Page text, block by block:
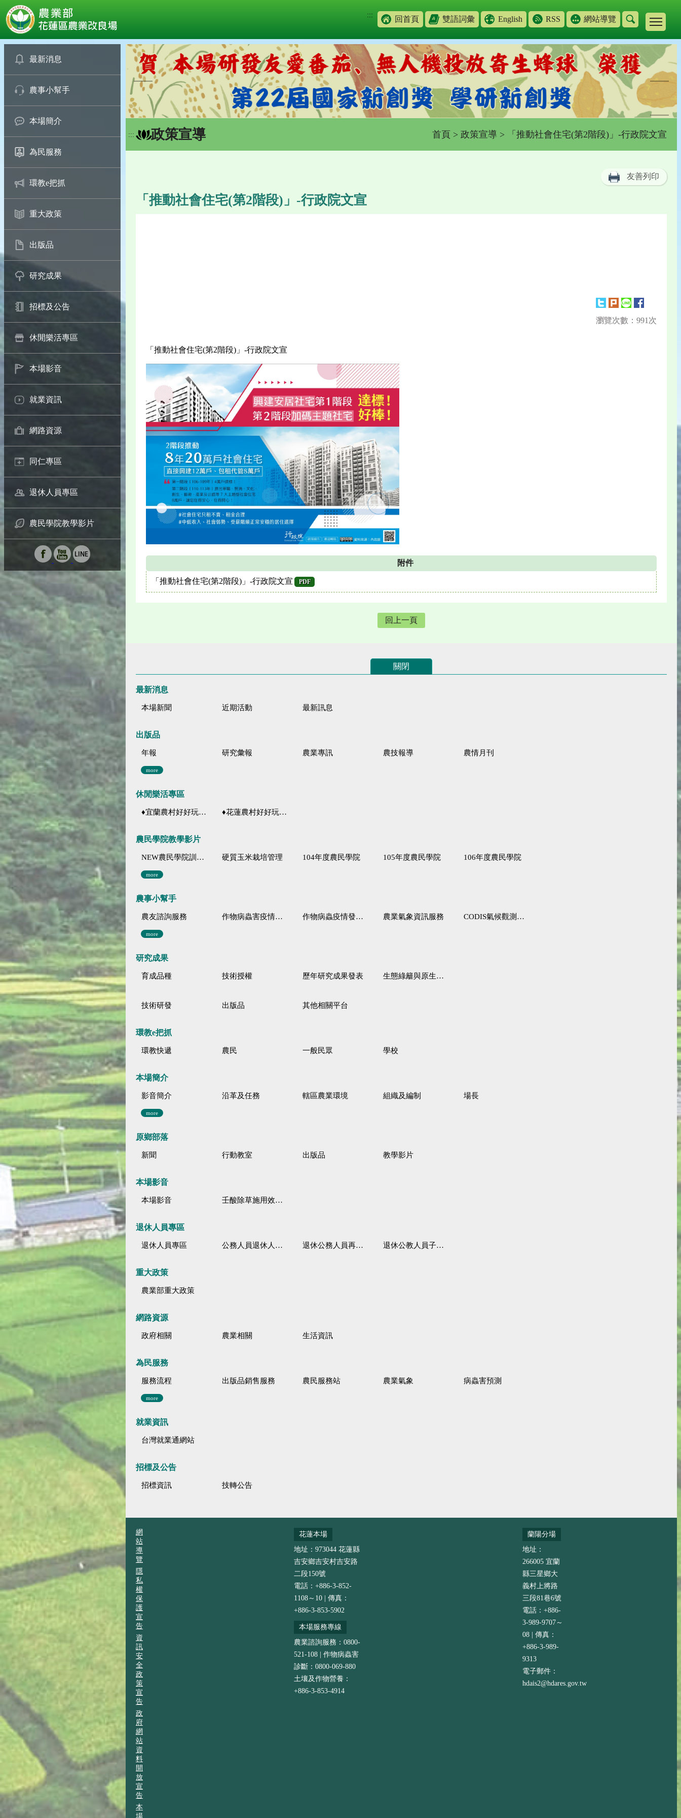
::: 回首頁 雙語詞彙 English RSS 網站導覽
最新消息
農事小幫手
本場簡介
為民服務
環教e把抓
重大政策
出版品
研究成果
招標及公告
休閒樂活專區
本場影音
就業資訊
網路資源
同仁專區
退休人員專區
農民學院教學影片
::: 政策宣導 首頁 > 政策宣導 > 「推動社會住宅(第2階段)」-行政院文宣
友善列印
「推動社會住宅(第2階段)」-行政院文宣
瀏覽次數：991次
「推動社會住宅(第2階段)」-行政院文宣
附件
「推動社會住宅(第2階段)」-行政院文宣 PDF
回上一頁
關閉
最新消息
本場新聞 近期活動 最新訊息
出版品
年報 研究彙報 農業專訊 農技報導 農情月刊
more
休閒樂活專區
♦宜蘭農村好好玩 ♦「農、藝、山、水」四條遊程推薦 ♦花蓮農村好好玩♦「原、生、慢、活」四條遊程推薦
農民學院教學影片
NEW農民學院訓練影音分類 硬質玉米栽培管理 104年度農民學院 105年度農民學院 106年度農民學院
more
農事小幫手
農友諮詢服務 作物病蟲害疫情警報 作物病蟲疫情發生預測 農業氣象資訊服務 CODIS氣候觀測資料查詢服務
more
研究成果
育成品種 技術授權 歷年研究成果發表 生態綠籬與原生野花植生毯
技術研發 出版品 其他相關平台
環教e把抓
環教快遞 農民 一般民眾 學校
本場簡介
影音簡介 沿革及任務 轄區農業環境 組織及編制 場長
more
原鄉部落
新聞 行動教室 出版品 教學影片
本場影音
本場影音 壬酸除草施用效果觀察
退休人員專區
退休人員專區 公務人員退休人員法施行細則 退休公務人員再任職務 退休公教人員子女教育補助規定
重大政策
農業部重大政策
網路資源
政府相關 農業相關 生活資訊
為民服務
服務流程 出版品銷售服務 農民服務站 農業氣象 病蟲害預測
more
就業資訊
台灣就業通網站
招標及公告
招標資訊 技轉公告
網
站
導
覽
隱
私
權
保
護
宣
告
資
訊
安
全
政
策
宣
告
政
府
網
站
資
料
開
放
宣
告
本
場
花蓮本場
地址：973044 花蓮縣
吉安鄉吉安村吉安路
二段150號
電話：+886-3-852-
1108～10 | 傳真：
+886-3-853-5902
本場服務專線
農業諮詢服務：0800-
521-108 | 作物病蟲害
診斷：0800-069-880
土壤及作物營養：
+886-3-853-4914
蘭陽分場
地址：
266005 宜蘭
縣三星鄉大
義村上將路
三段81巷6號
電話：+886-
3-989-9707～
08 | 傳真：
+886-3-989-
9313
電子郵件：
hdais2@hdares.gov.tw